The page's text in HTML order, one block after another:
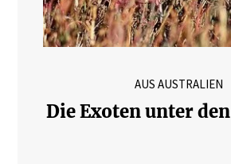
AUS AUSTRALIEN
Die Exoten unter